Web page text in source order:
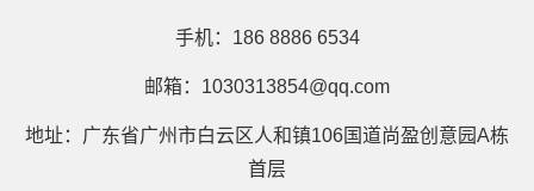
手机：186 8886 6534
邮箱：1030313854@qq.com
地址：广东省广州市白云区人和镇106国道尚盈创意园A栋
首层